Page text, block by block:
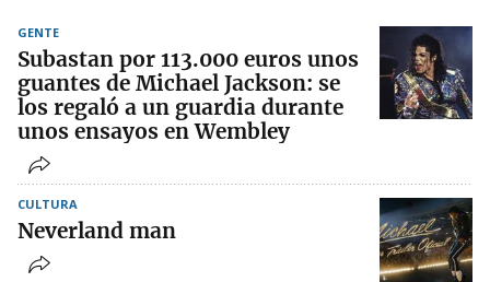
GENTE
Subastan por 113.000 euros unos
guantes de Michael Jackson: se
los regaló a un guardia durante
unos ensayos en Wembley
CULTURA
Neverland man